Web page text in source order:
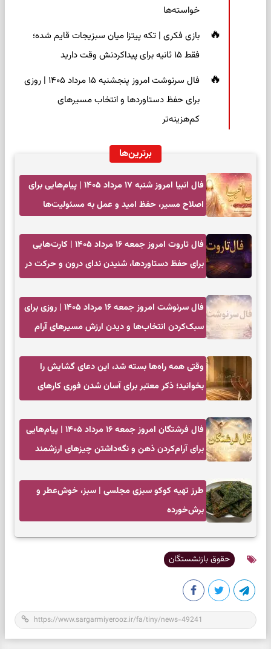
خواسته‌ها
بازی فکری | تکه پیتزا میان سبزیجات قایم شده؛
فقط ۱۵ ثانیه برای پیداکردنش وقت دارید
فال سرنوشت امروز پنجشنبه ۱۵ مرداد ۱۴۰۵ | روزی
برای حفظ دستاوردها و انتخاب مسیرهای
کم‌هزینه‌تر
برترین‌ها
فال انبیا امروز شنبه ۱۷ مرداد ۱۴۰۵ | پیام‌هایی برای
اصلاح مسیر، حفظ امید و عمل به مسئولیت‌ها
فال تاروت امروز جمعه ۱۶ مرداد ۱۴۰۵ | کارت‌هایی
برای حفظ دستاوردها، شنیدن ندای درون و حرکت در
فال سرنوشت امروز جمعه ۱۶ مرداد ۱۴۰۵ | روزی برای
سبک‌کردن انتخاب‌ها و دیدن ارزش مسیرهای آرام
وقتی همه راه‌ها بسته شد، این دعای گشایش را
بخوانید؛ ذکر معتبر برای آسان شدن فوری کارهای
فال فرشتگان امروز جمعه ۱۶ مرداد ۱۴۰۵ | پیام‌هایی
برای آرام‌کردن ذهن و نگه‌داشتن چیزهای ارزشمند
طرز تهیه کوکو سبزی مجلسی | سبز، خوش‌عطر و
برش‌خورده
حقوق بازنشستگان